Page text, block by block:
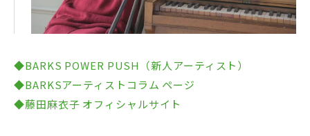
08.この恋のストーリー（ハウステンボス「光の王
国」 CM 曲）
きげん！ブランニュ」10月度エンディングテーマ / チ
バテレビ他8局ネット「白黒アンジャッシュ」番組エ
ンディングテーマ）
2014年12月7日（日）兵庫県・ Kobe SLOPE（弾き
語り）
語り）
2014年12月21日（日）広島県・ 広島CLUB QUATTR
O（弾き語り）
◆BARKS POWER PUSH（新人アーティスト）
◆BARKSアーティストコラム ページ
◆藤田麻衣子 オフィシャルサイト